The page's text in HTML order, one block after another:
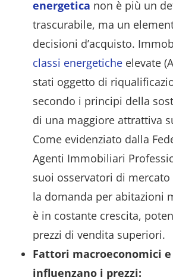
energetica non è più un
trascurabile, ma un
decisioni d’acquisto.
classi energetiche elevate
stati oggetto di
secondo i principi della
di una maggiore attrattiva
Come evidenziato dalla
Agenti Immobiliari
suoi osservatori di mercato
la domanda per abitazioni
è in costante crescita,
prezzi di vendita superiori.
Fattori macroeconomici
influenzano i prezzi: